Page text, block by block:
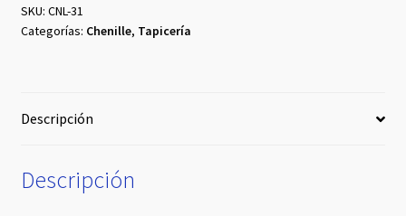
SKU: CNL-31
Categorías: Chenille, Tapicería
Descripción
Descripción